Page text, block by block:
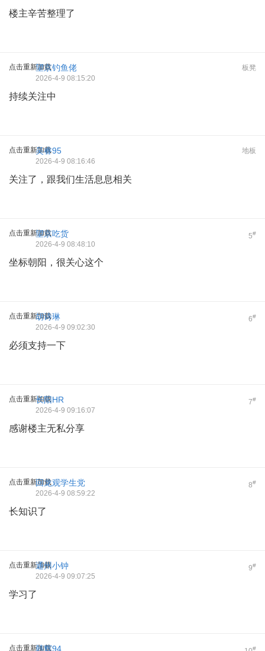
楼主辛苦整理了
点击重新加载 板凳
望京钓鱼佬
2026-4-9 08:15:20
持续关注中
点击重新加载 地板
吴睿95
2026-4-9 08:16:46
关注了，跟我们生活息息相关
点击重新加载 5#
望京吃货
2026-4-9 08:48:10
坐标朝阳，很关心这个
点击重新加载 6#
胡诗琳
2026-4-9 09:02:30
必须支持一下
点击重新加载 7#
长阳HR
2026-4-9 09:16:07
感谢楼主无私分享
点击重新加载 8#
回龙观学生党
2026-4-9 08:59:22
长知识了
点击重新加载 9#
通州小钟
2026-4-9 09:07:25
学习了
点击重新加载 #
韩辉94